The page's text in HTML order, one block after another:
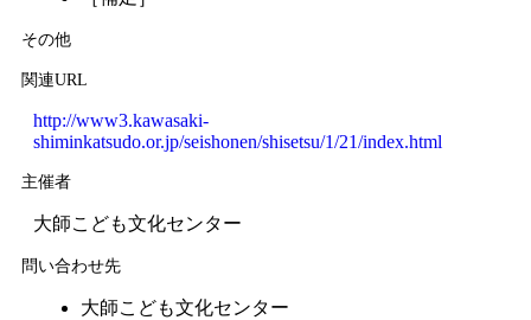
その他
関連URL
http://www3.kawasaki-
shiminkatsudo.or.jp/seishonen/shisetsu/1/21/index.html
主催者
大師こども文化センター
問い合わせ先
大師こども文化センター